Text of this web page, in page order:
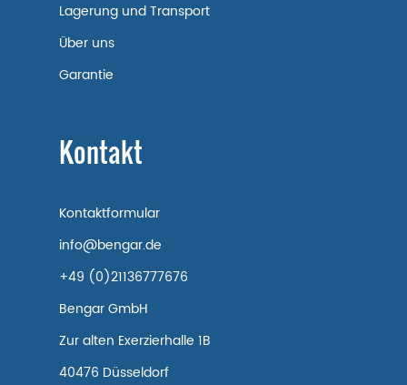
Lagerung und Transport
Über uns
Garantie
Kontakt
Kontaktformular
info@bengar.de
+49 (0)21136777676
Bengar GmbH
Zur alten Exerzierhalle 1B
40476 Düsseldorf